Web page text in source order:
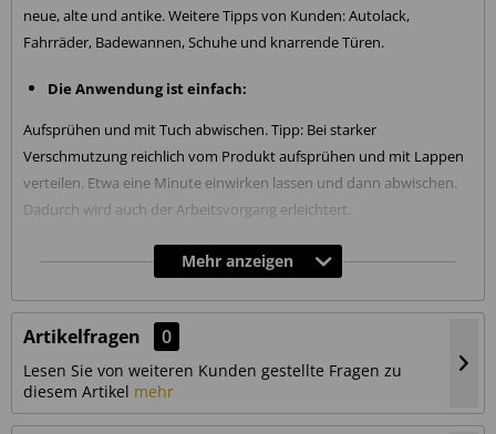
neue, alte und antike. Weitere Tipps von Kunden: Autolack,
Fahrräder, Badewannen, Schuhe und knarrende Türen.
Die Anwendung ist einfach:
Aufsprühen und mit Tuch abwischen. Tipp: Bei starker
Verschmutzung reichlich vom Produkt aufsprühen und mit Lappen
verteilen. Etwa eine Minute einwirken lassen und dann abwischen.
Dadurch wird auch der Arbeitsvorgang erleichtert.
Ohne Lösungsmittel wird alles mühelos sauber. Durch die feine
Creme mit Öl und Bienenwachs wird die Oberfläche gepflegt. Zum
regelmässigen Abstauben, Reinigen und Pflegen.
Das Resultat:
Mehr anzeigen
Artikelfragen 0
Lesen Sie von weiteren Kunden gestellte Fragen zu
diesem Artikel mehr